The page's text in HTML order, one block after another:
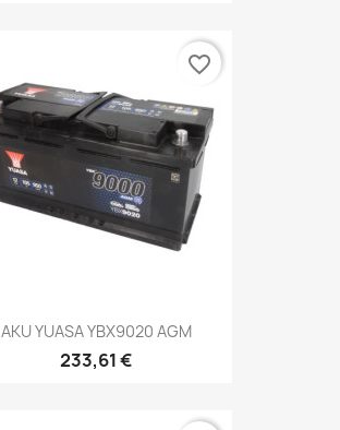
AKU YUASA YBX9020 AGM
233,61 €
favorite_border